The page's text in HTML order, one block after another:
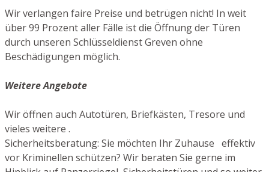
Wir verlangen faire Preise und betrügen nicht! In weit
über 99 Prozent aller Fälle ist die Öffnung der Türen
durch unseren Schlüsseldienst Greven ohne
Beschädigungen möglich.
Weitere Angebote
Wir öffnen auch Autotüren, Briefkästen, Tresore und
vieles weitere .
Sicherheitsberatung: Sie möchten Ihr Zuhause effektiv
vor Kriminellen schützen? Wir beraten Sie gerne im